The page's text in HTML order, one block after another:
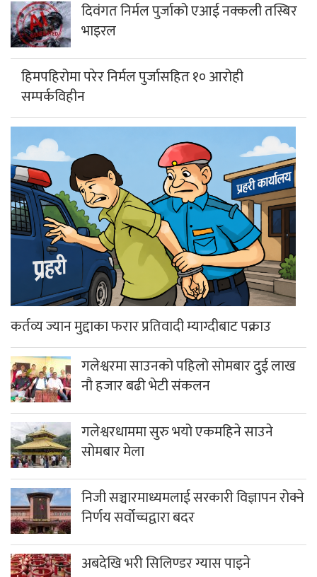
दिवंगत निर्मल पुर्जाको एआई नक्कली तस्बिर
भाइरल
हिमपहिरोमा परेर निर्मल पुर्जासहित १० आरोही
सम्पर्कविहीन
कर्तव्य ज्यान मुद्दाका फरार प्रतिवादी म्याग्दीबाट पक्राउ
गलेश्वरमा साउनको पहिलो सोमबार दुई लाख
नौ हजार बढी भेटी संकलन
गलेश्वरधाममा सुरु भयो एकमहिने साउने
सोमबार मेला
निजी सञ्चारमाध्यमलाई सरकारी विज्ञापन रोक्ने
निर्णय सर्वोच्चद्वारा बदर
अबदेखि भरी सिलिण्डर ग्यास पाइने